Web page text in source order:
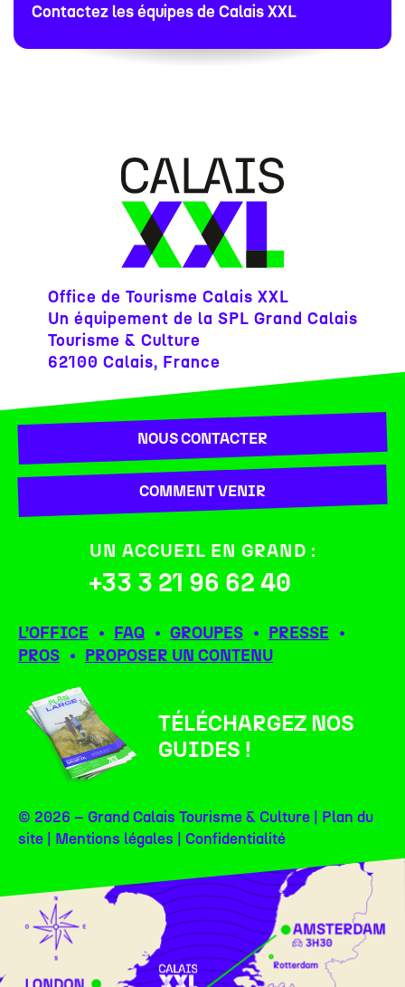
Contactez les équipes de Calais XXL
Office de Tourisme Calais XXL
Un équipement de la SPL Grand Calais
Tourisme & Culture
62100 Calais, France
NOUS CONTACTER
COMMENT VENIR
UN ACCUEIL EN GRAND :
+33 3 21 96 62 40
L’OFFICE FAQ GROUPES
PRESSE
PROS
PROPOSER UN CONTENU
TÉLÉCHARGEZ NOS
GUIDES !
© 2026 – Grand Calais Tourisme & Culture | Plan du
site | Mentions légales | Confidentialité